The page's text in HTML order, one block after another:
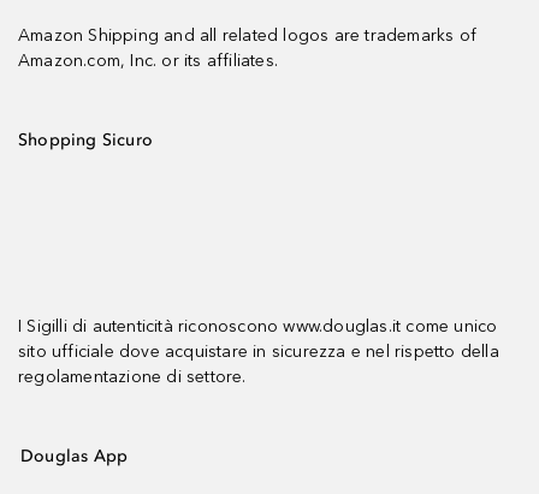
Amazon Shipping and all related logos are trademarks of
Amazon.com, Inc. or its affiliates.
Shopping Sicuro
I Sigilli di autenticità riconoscono www.douglas.it come unico
sito ufficiale dove acquistare in sicurezza e nel rispetto della
regolamentazione di settore.
Douglas App